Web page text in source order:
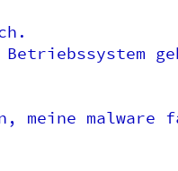
meine malware